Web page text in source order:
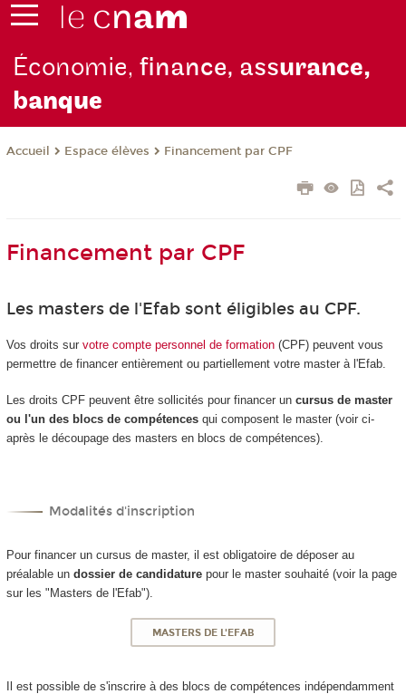
Économie,finance, assurance,
banque
Accueil Espace élèves Financement par CPF
Financement par CPF
Les masters de l'Efab sont éligibles au CPF.
Vos droits sur votre compte personnel de formation(CPF) peuvent vous
permettre de financer entièrement ou partiellement votre master à l'Efab.
Les droits CPF peuvent être sollicités pour financer un cursus de master
ou l'un des blocs de compétencesqui composent le master (voir ci-
après le découpage des masters en blocs de compétences).
Modalités d'inscription
Pour financer un cursus de master, il est obligatoire de déposer au
préalable un dossier de candidaturepour le master souhaité (voir la page
sur les "Masters de l'Efab").
MASTERS DE L'EFAB
Il est possible de s'inscrire à des blocs de compétences indépendamment